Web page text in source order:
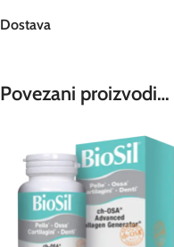
Dostava
Povezani proizvodi…